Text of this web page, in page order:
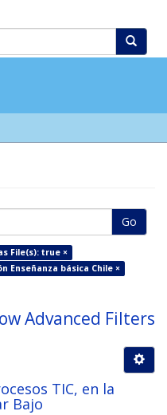
Go
File(s): true ×
Enseñanza básica Chile ×
Advanced Filters
TIC, en la
Bajo